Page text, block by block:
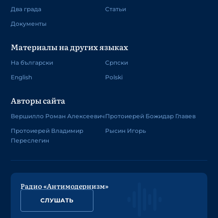
Два града
Документы
Статьи
Материалы на других языках
На български
English
Српски
Polski
Авторы сайта
Вершилло Роман Алексеевич
Протоиерей Владимир
Переслегин
Протоиерей Божидар Главев
Рысин Игорь
Радио «Антимодернизм»
СЛУШАТЬ